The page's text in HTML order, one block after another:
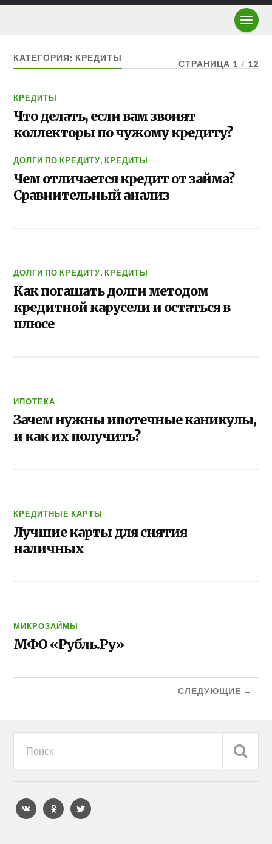
КАТЕГОРИЯ: КРЕДИТЫ
СТРАНИЦА 1 / 12
КРЕДИТЫ
Что делать, если вам звонят
коллекторы по чужому кредиту?
ДОЛГИ ПО КРЕДИТУ,КРЕДИТЫ
Чем отличается кредит от займа?
Сравнительный анализ
ДОЛГИ ПО КРЕДИТУ,КРЕДИТЫ
Как погашать долги методом
кредитной карусели и остаться в
плюсе
ИПОТЕКА
Зачем нужны ипотечные каникулы,
и как их получить?
КРЕДИТНЫЕ КАРТЫ
Лучшие карты для снятия
наличных
МИКРОЗАЙМЫ
МФО «Рубль.Ру»
СЛЕДУЮЩИЕ →